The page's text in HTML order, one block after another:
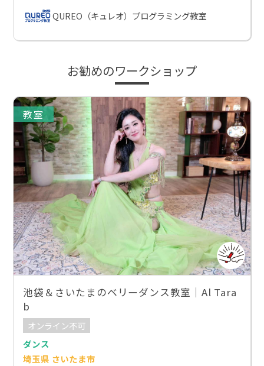
QUREO（キュレオ）プログラミング教室
お勧めのワークショップ
教室
池袋＆さいたまのベリーダンス教室｜Al Tara
b
オンライン不可
ダンス
埼玉県 さいたま市